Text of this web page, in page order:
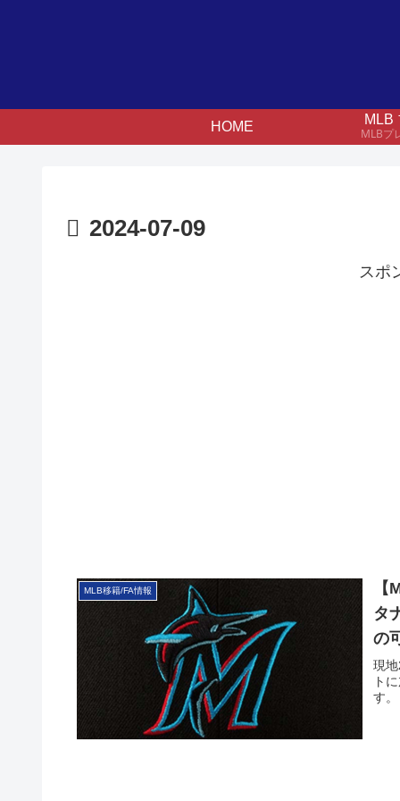
HOME
MLB
MLBプ
2024-07-09
スポ
MLB移籍/FA情報
タ
の
現
ト
す。